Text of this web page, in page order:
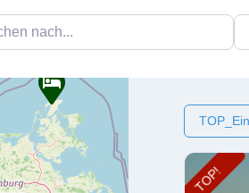
TOP!